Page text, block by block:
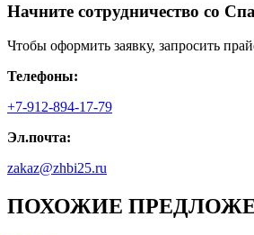
Начните сотрудничество со
Чтобы оформить заявку, запросить
Телефоны:
+7-912-894-17-79
Эл.почта:
zakaz@zhbi25.ru
ПОХОЖИЕ